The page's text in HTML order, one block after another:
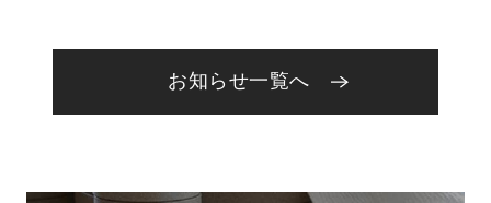
お知らせ一覧へ